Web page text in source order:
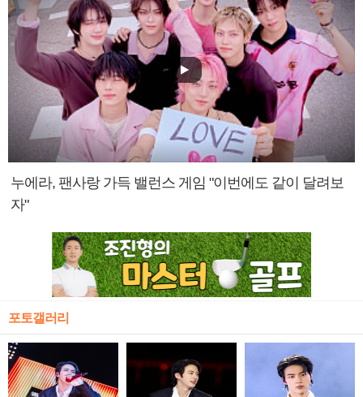
누에라, 팬사랑 가득 밸런스 게임 "이번에도 같이 달려보
자"
포토갤러리